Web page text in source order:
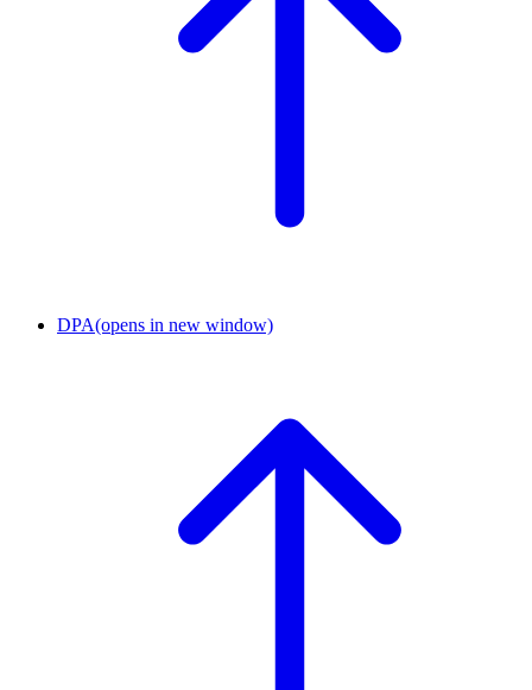
DPA(opens in new window)